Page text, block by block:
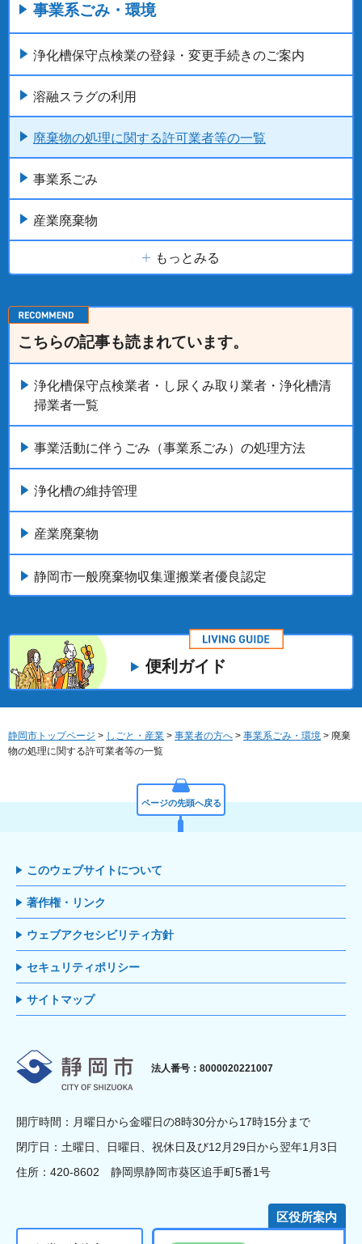
事業系ごみ・環境
浄化槽保守点検業の登録・変更手続きのご案内
溶融スラグの利用
廃棄物の処理に関する許可業者等の一覧
事業系ごみ
産業廃棄物
もっとみる
こちらの記事も読まれています。
浄化槽保守点検業者・し尿くみ取り業者・浄化槽清
掃業者一覧
事業活動に伴うごみ（事業系ごみ）の処理方法
浄化槽の維持管理
産業廃棄物
静岡市一般廃棄物収集運搬業者優良認定
便利ガイド
静岡市トップページ > しごと・産業 > 事業者の方へ > 事業系ごみ・環境 > 廃棄
物の処理に関する許可業者等の一覧
ページの先頭へ戻る
このウェブサイトについて
著作権・リンク
ウェブアクセシビリティ方針
セキュリティポリシー
サイトマップ
静岡市
法人番号：8000020221007
開庁時間：月曜日から金曜日の8時30分から17時15分まで
閉庁日：土曜日、日曜日、祝休日及び12月29日から翌年1月3日
住所：420-8602 静岡県静岡市葵区追手町5番1号
区役所案内